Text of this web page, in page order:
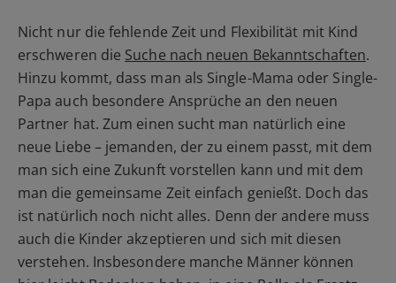
Nicht nur die fehlende Zeit und Flexibilität mit Kind
erschweren die Suche nach neuen Bekanntschaften.
Hinzu kommt, dass man als Single-Mama oder Single-
Papa auch besondere Ansprüche an den neuen
Partner hat. Zum einen sucht man natürlich eine
neue Liebe – jemanden, der zu einem passt, mit dem
man sich eine Zukunft vorstellen kann und mit dem
man die gemeinsame Zeit einfach genießt. Doch das
ist natürlich noch nicht alles. Denn der andere muss
auch die Kinder akzeptieren und sich mit diesen
verstehen. Insbesondere manche Männer können